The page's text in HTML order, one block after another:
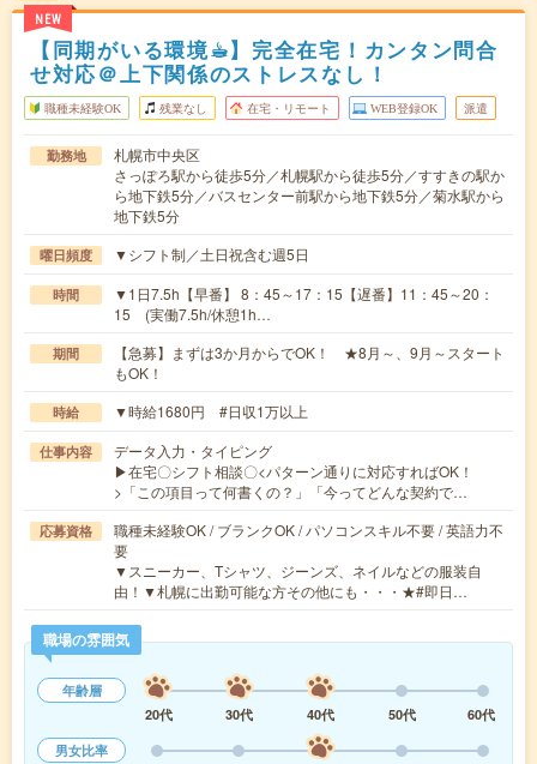
NEW
【同期がいる環境☕︎】完全在宅！カンタン問合
せ対応＠上下関係のストレスなし！
職種未経験OK 残業なし 在宅・リモート WEB登録OK 派遣
勤務地
札幌市中央区
さっぽろ駅から徒歩5分／札幌駅から徒歩5分／すすきの駅か
ら地下鉄5分／バスセンター前駅から地下鉄5分／菊水駅から
地下鉄5分
曜日頻度 ▼シフト制／土日祝含む週5日
時間
▼1日7.5h【早番】 8：45～17：15【遅番】11：45～20：
15 (実働7.5h/休憩1h…
期間
【急募】まずは3か月からでOK！ ★8月～、9月～スタート
もOK！
時給 ▼時給1680円 #日収1万以上
仕事内容
データ入力・タイピング
▶在宅〇シフト相談〇<パターン通りに対応すればOK！
>「この項目って何書くの？」「今ってどんな契約で…
応募資格
職種未経験OK / ブランクOK / パソコンスキル不要 / 英語力不
要
▼スニーカー、Tシャツ、ジーンズ、ネイルなどの服装自
由！▼札幌に出勤可能な方その他にも・・・★#即日…
職場の雰囲気
年齢層
20代
30代 40代 50代
60代
男女比率